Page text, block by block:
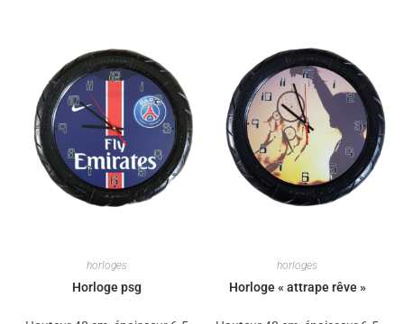
horloges
Horloge psg
horloges
Horloge « attrape rêve »